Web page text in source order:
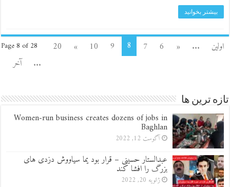
بیشتر بخوانید
Page 8 of 28 اولین ...
«
6
7
8
9
10
»
20
...
آخر
تازه ترین ها
Women-run business creates dozens of jobs in
Baghlan
آگوست 12, 2022
عبدالستار حسینی – قرار بود یما سیاووش دزدی های
بزرگ را افشا کند
ژانویه 20, 2022